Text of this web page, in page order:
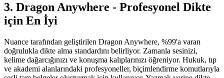
3. Dragon Anywhere - Profesyonel Dikte
için En İyi
Nuance tarafından geliştirilen Dragon Anywhere, %99'a varan
doğrulukla dikte alma standardını belirliyor. Zamanla sesinizi,
kelime dağarcığınızı ve konuşma kalıplarınızı öğreniyor. Hukuk, tıp
ve akademi alanlarındaki profesyoneller, biçimlendirme komutlarıyla